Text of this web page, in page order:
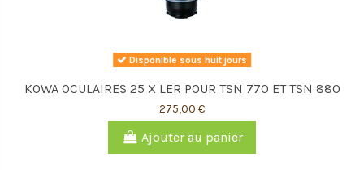
Disponible sous huit jours
KOWA OCULAIRES 25 X LER POUR TSN 770 ET TSN 880
275,00 €
Ajouter au panier